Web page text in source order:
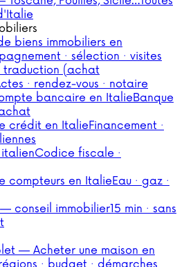
biens immobiliers en
· sélection · visites
traduction (achat
· rendez-vous · notaire
bancaire en ItalieBanque
crédit en ItalieFinancement ·
Codice fiscale ·
compteurs en ItalieEau · gaz ·
conseil immobilier15 min · sans
— Acheter une maison en
· budget · démarches